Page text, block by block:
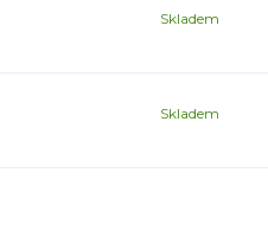
Skladem
Skladem